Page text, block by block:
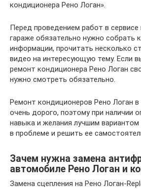
кондиционера Рено Логан».
Перед проведением работ в
гараже обязательно нужно собрать
информации, прочитать несколько
видео на интересующую тему. Если
ремонт кондиционера Рено Логан
нужно смотреть обязательно.
Ремонт кондиционеров Рено Логан в
очень дорого, поэтому при наличии
навыка и желания лучшим
в проблеме и решить ее
Зачем нужна замена
автомобиле Рено Логан и
Замена сцепления на Рено Логан-